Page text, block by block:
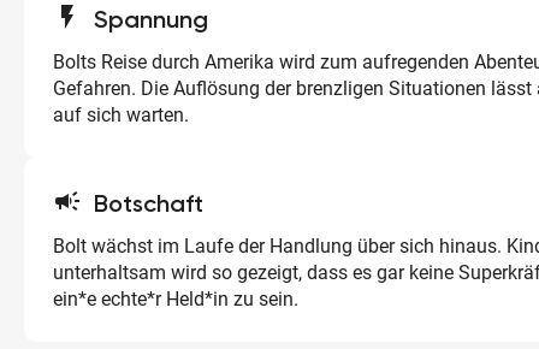
flash_on Spannung
Bolts Reise durch Amerika wird zum aufregenden
Gefahren. Die Auflösung der brenzligen Situationen lässt
auf sich warten.
campaign Botschaft
Bolt wächst im Laufe der Handlung über sich hinaus.
unterhaltsam wird so gezeigt, dass es gar keine
ein*e echte*r Held*in zu sein.